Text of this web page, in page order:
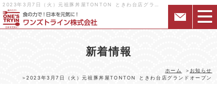
新着情報
ホーム
お知らせ
2023年3月7日（火）元祖豚丼屋TONTON ときわ台店グランドオープン